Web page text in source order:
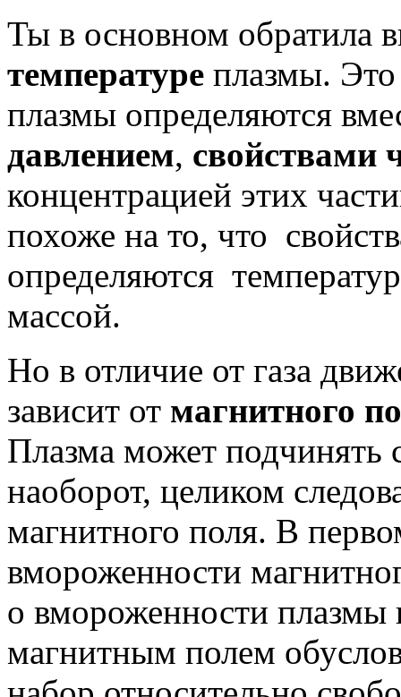
Ты в основном обратила
температуре плазмы. Это
плазмы определяются
давлением, свойствами
концентрацией этих
похоже на то, что
определяются
массой.
Но в отличие от газа
зависит от магнитного
Плазма может подчинять
наоборот, целиком
магнитного поля. В
вмороженности
о вмороженности плазмы
магнитным полем